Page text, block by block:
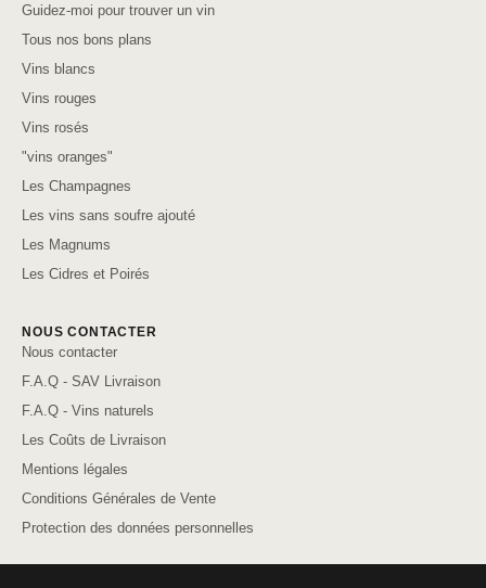
Guidez-moi pour trouver un vin
Tous nos bons plans
Vins blancs
Vins rouges
Vins rosés
"vins oranges"
Les Champagnes
Les vins sans soufre ajouté
Les Magnums
Les Cidres et Poirés
NOUS CONTACTER
Nous contacter
F.A.Q - SAV Livraison
F.A.Q - Vins naturels
Les Coûts de Livraison
Mentions légales
Conditions Générales de Vente
Protection des données personnelles